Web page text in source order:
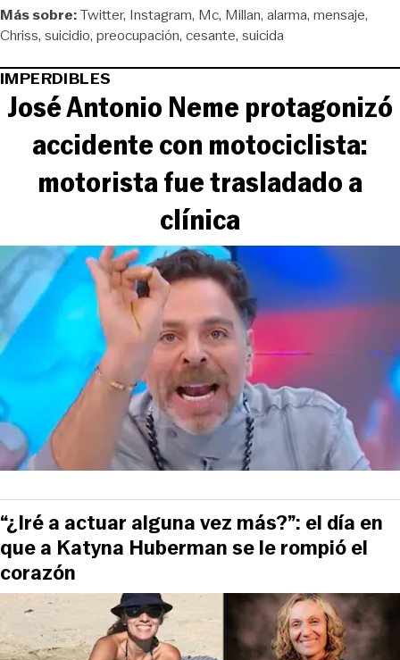
Más sobre:Twitter Instagram Mc Millan alarma mensaje
Chriss suicidio preocupación cesante suicida
IMPERDIBLES
José Antonio Neme protagonizó
accidente con motociclista:
motorista fue trasladado a
clínica
“¿Iré a actuar alguna vez más?”: el día en
que a Katyna Huberman se le rompió el
corazón